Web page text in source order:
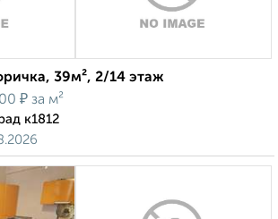
39м², 2/14 этаж
₽ за м²
к1812